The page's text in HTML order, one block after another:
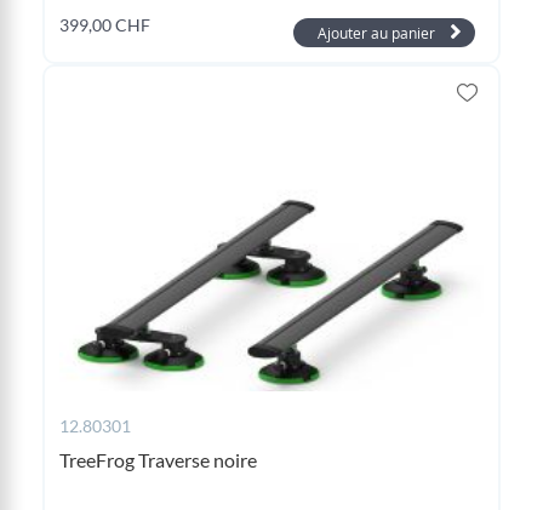
399,00 CHF Ajouter au panier
12.80301
TreeFrog Traverse noire